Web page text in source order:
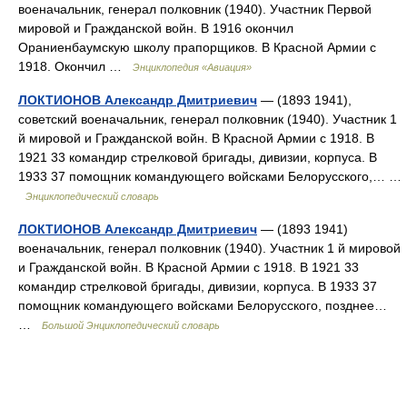
военачальник, генерал полковник (1940). Участник Первой
мировой и Гражданской войн. В 1916 окончил
Ораниенбаумскую школу прапорщиков. В Красной Армии с
1918. Окончил …
Энциклопедия «Авиация»
ЛОКТИОНОВ Александр Дмитриевич — (1893 1941),
советский военачальник, генерал полковник (1940). Участник 1
й мировой и Гражданской войн. В Красной Армии с 1918. В
1921 33 командир стрелковой бригады, дивизии, корпуса. В
1933 37 помощник командующего войсками Белорусского,… …
Энциклопедический словарь
ЛОКТИОНОВ Александр Дмитриевич — (1893 1941)
военачальник, генерал полковник (1940). Участник 1 й мировой
и Гражданской войн. В Красной Армии с 1918. В 1921 33
командир стрелковой бригады, дивизии, корпуса. В 1933 37
помощник командующего войсками Белорусского, позднее…
Большой Энциклопедический словарь